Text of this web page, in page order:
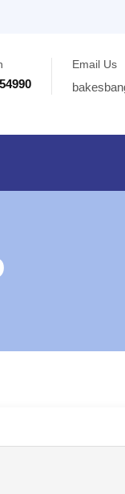
Email Us